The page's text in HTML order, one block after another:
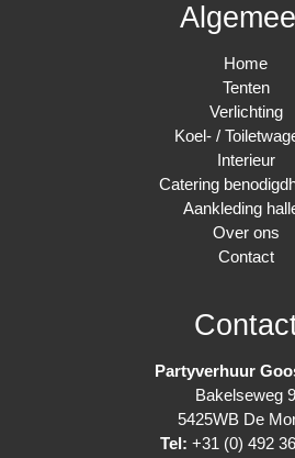
Home
Tenten
Verlichting
Koel- /
Interieur
Catering
Aankleding
Over ons
Contact
Partyverhuur
Bakelseweg 9
5425WB De
Tel: +31 (0) 492